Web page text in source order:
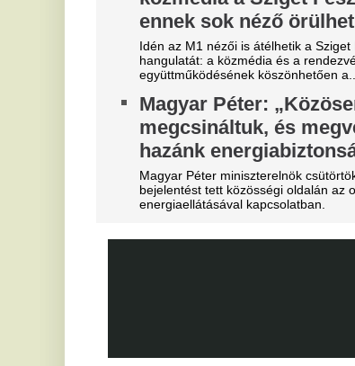
Real Madrid: robbant a bomba,
éjszaka eldőlt Vinícius Júnior
jövője
Mourinhót is bevonták a vezetők.
Teljes átvilágítás indult az
egyik magyar
sportszövetségnél
Biztosan lesznek személyi változások.
Mobilja miatt verték agyon
járdakövekkel a 27 éves
futballistát
A sportolót az otthona előtt ütötték eszméletlenre.